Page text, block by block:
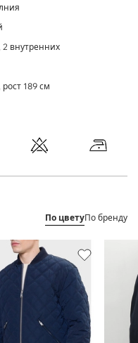
внутренних
189 см
По цветуПо бренду